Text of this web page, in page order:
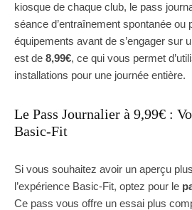
kiosque de chaque club, le pass
séance d’entraînement spontanée ou
équipements avant de s’engager sur
est de 8,99€, ce qui vous permet
installations pour une journée entière.
Le Pass Journalier à 9,99€ :
Basic-Fit
Si vous souhaitez avoir un aperçu
l’expérience Basic-Fit, optez pour le
Ce pass vous offre un essai plus